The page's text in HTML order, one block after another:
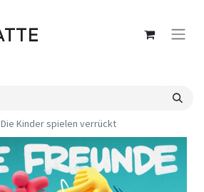
Die Kinder spielen verrückt